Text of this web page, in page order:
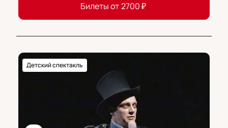
Билеты от 2700₽
Детский спектакль